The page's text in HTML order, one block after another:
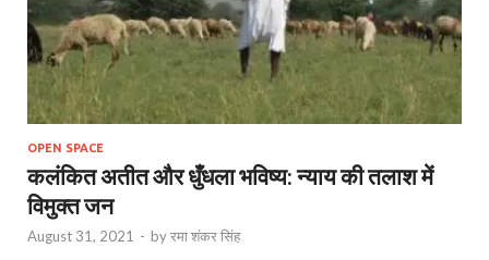
OPEN SPACE
कलंकित अतीत और धुँधला भविष्य: न्याय की तलाश में
विमुक्त जन
August 31, 2021 - byरमा शंकर सिंह